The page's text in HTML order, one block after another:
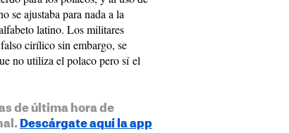
se ajustaba para nada a la
latino. Los militares
cirílico sin embargo, se
no utiliza el polaco pero sí el
de última hora de
Descárgate aquí la app